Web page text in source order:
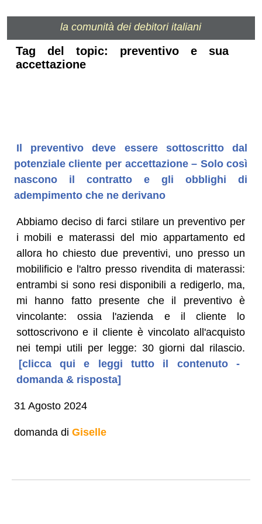
la comunità dei debitori italiani
Tag del topic: preventivo e sua
accettazione
Il preventivo deve essere sottoscritto dal
potenziale cliente per accettazione – Solo così
nascono il contratto e gli obblighi di
adempimento che ne derivano
Abbiamo deciso di farci stilare un preventivo per
i mobili e materassi del mio appartamento ed
allora ho chiesto due preventivi, uno presso un
mobilificio e l'altro presso rivendita di materassi:
entrambi si sono resi disponibili a redigerlo, ma,
mi hanno fatto presente che il preventivo è
vincolante: ossia l'azienda e il cliente lo
sottoscrivono e il cliente è vincolato all'acquisto
nei tempi utili per legge: 30 giorni dal rilascio.
[clicca qui e leggi tutto il contenuto -
domanda & risposta]
31 Agosto 2024
domanda di Giselle